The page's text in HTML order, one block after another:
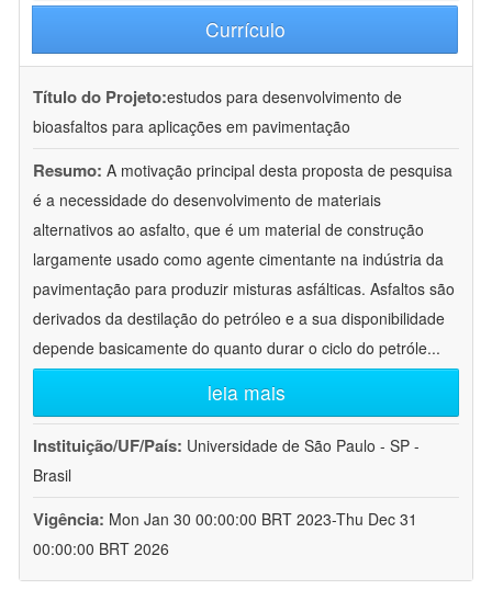
Currículo
Título do Projeto:estudos para desenvolvimento de
bioasfaltos para aplicações em pavimentação
Resumo: A motivação principal desta proposta de pesquisa
é a necessidade do desenvolvimento de materiais
alternativos ao asfalto, que é um material de construção
largamente usado como agente cimentante na indústria da
pavimentação para produzir misturas asfálticas. Asfaltos são
derivados da destilação do petróleo e a sua disponibilidade
depende basicamente do quanto durar o ciclo do petróle...
leia mais
Instituição/UF/País: Universidade de São Paulo - SP -
Brasil
Vigência: Mon Jan 30 00:00:00 BRT 2023-Thu Dec 31
00:00:00 BRT 2026